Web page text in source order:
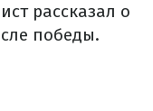
рассказал о
победы.